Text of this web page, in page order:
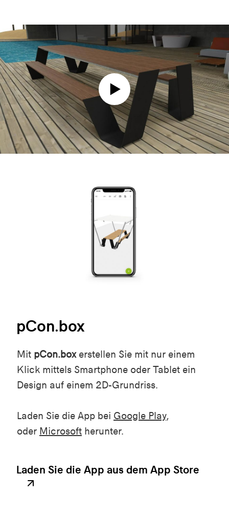
pCon.box
Mit pCon.box erstellen Sie mit nur einem
Klick mittels Smartphone oder Tablet ein
Design auf einem 2D-Grundriss.
Laden Sie die App bei Google Play,
oder Microsoft herunter.
Laden Sie die App aus dem App Store